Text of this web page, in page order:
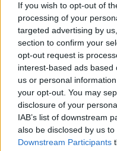
If you wish to opt-out of
processing of your
targeted advertising by
section to confirm your
opt-out request is
interest-based ads
us or personal
your opt-out. You may
disclosure of your
IAB’s list of downstream
also be disclosed by us
Downstream Participants
A Honvéd
Táncegyüttes, a
Táncegyüttes,
Táncművészeti
az előadáson.
mondhatni
Dózsa és Ali bég
és táncosok
reneszánsz
zászlódobálóké
mezején játszódó